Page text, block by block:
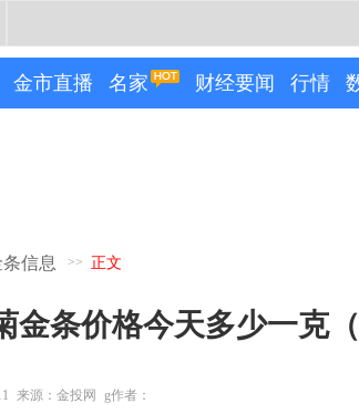
金市直播 名家 财经要闻 行情
信息 >> 正文
金条价格今天多少一克（
来源：金投网 g作者：